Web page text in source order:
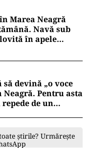
apropierea
tensiunile și
atente